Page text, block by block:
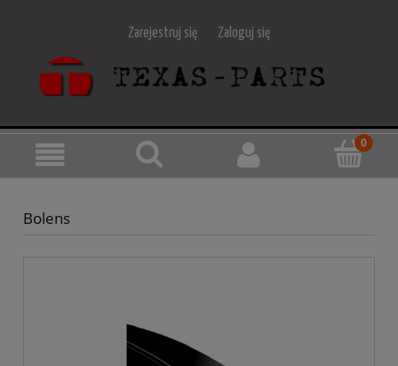
Zarejestruj się Zaloguj się
Bolens